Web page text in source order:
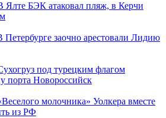
Ялте БЭК атаковал пляж, в Керчи
Петербурге заочно арестовали Лидию
под турецким флагом
порта Новороссийск
молочника» Уолкера вместе
из РФ